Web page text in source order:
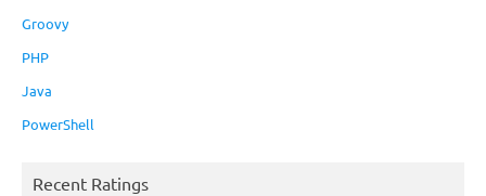
Groovy
PHP
Java
PowerShell
Recent Ratings